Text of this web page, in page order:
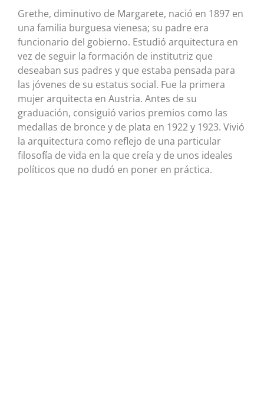
Grethe, diminutivo de Margarete, nació en 1897 en
una familia burguesa vienesa; su padre era
funcionario del gobierno. Estudió arquitectura en
vez de seguir la formación de institutriz que
deseaban sus padres y que estaba pensada para
las jóvenes de su estatus social. Fue la primera
mujer arquitecta en Austria. Antes de su
graduación, consiguió varios premios como las
medallas de bronce y de plata en 1922 y 1923. Vivió
la arquitectura como reflejo de una particular
filosofía de vida en la que creía y de unos ideales
políticos que no dudó en poner en práctica.